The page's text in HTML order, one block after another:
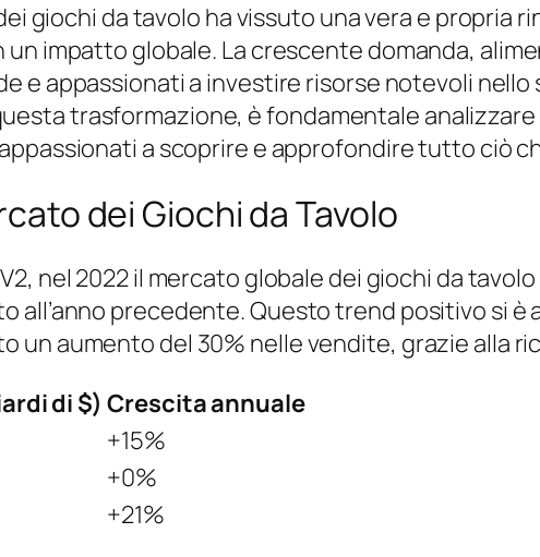
giochi da tavolo ha vissuto una vera e propria
impatto globale. La crescente domanda,
e appassionati a investire risorse notevoli
trasformazione, è fondamentale
a scoprire e approfondire tutto ciò
dei Giochi da Tavolo
, nel 2022 il mercato globale dei giochi da
all’anno precedente. Questo trend positivo si
un aumento del 30% nelle vendite, grazie
di $) Crescita annuale
+15%
+0%
+21%